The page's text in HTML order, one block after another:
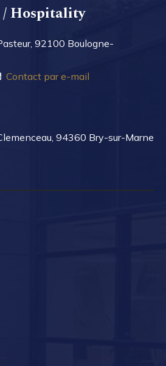
Hospitality
92100 Boulogne-
Contact par e-mail
94360 Bry-sur-Marne